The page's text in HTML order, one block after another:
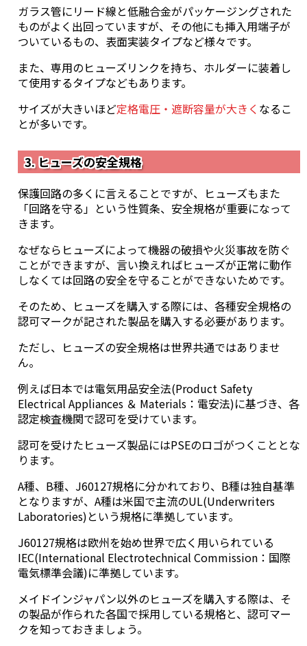
ガラス管にリード線と低融合金がパッケージングされた
ものがよく出回っていますが、その他にも挿入用端子が
ついているもの、表面実装タイプなど様々です。
また、専用のヒューズリンクを持ち、ホルダーに装着し
て使用するタイプなどもあります。
サイズが大きいほど定格電圧・遮断容量が大きく なるこ
とが多いです。
3. ヒューズの安全規格
保護回路の多くに言えることですが、ヒューズもまた
「回路を守る」という性質条、安全規格が重要になって
きます。
なぜならヒューズによって機器の破損や火災事故を防ぐ
ことができますが、言い換えればヒューズが正常に動作
しなくては回路の安全を守ることができないためです。
そのため、ヒューズを購入する際には、各種安全規格の
認可マークが記された製品を購入する必要があります。
ただし、ヒューズの安全規格は世界共通ではありませ
ん。
例えば日本では電気用品安全法(Product Safety
Electrical Appliances ＆ Materials：電安法)に基づき、各
認定検査機関で認可を受けています。
認可を受けたヒューズ製品にはPSEのロゴがつくこととな
ります。
A種、B種、J60127規格に分かれており、B種は独自基準
となりますが、A種は米国で主流のUL(Underwriters
Laboratories)という規格に準拠しています。
J60127規格は欧州を始め世界で広く用いられている
IEC(International Electrotechnical Commission：国際
電気標準会議)に準拠しています。
メイドインジャパン以外のヒューズを購入する際は、そ
の製品が作られた各国で採用している規格と、認可マー
クを知っておきましょう。